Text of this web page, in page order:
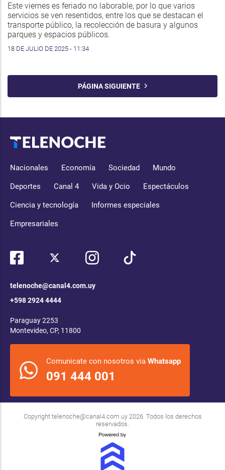
Este viernes es feriado no laborable, por lo que varios
servicios se ven resentidos, entre los que se destacan el
transporte público, la recolección de basura y algunos
parques y espacios públicos.
18 DE JULIO DE 2025 - 11:34
PÁGINA SIGUIENTE
Nacionales Economía Sociedad Mundo
Deportes Canal 4 Vida y Ocio Espectáculos
Ciencia y tecnología Informes especiales
Empresariales
telenoche@canal4.com.uy
+598 2924 4444
Paraguay 2253
Montevideo, CP, 11800
Comunicate con nosotros via Whatsapp
091 444 001
Copyright telenoche@canal4.com.uy2026. Todos los derechos
reservados.